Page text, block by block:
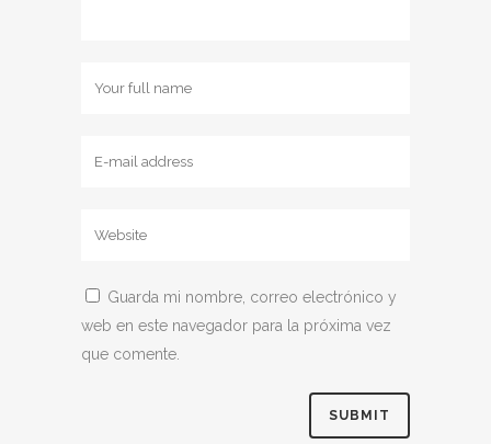
Guarda mi nombre, correo electrónico y
web en este navegador para la próxima vez
que comente.